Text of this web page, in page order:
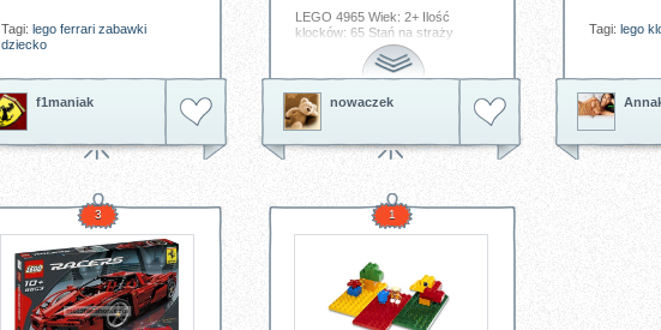
Tagi: lego ferrari zabawki
dziecko
f1maniak
LEGO 4965 Wiek: 2+ Ilość
klocków: 65 Stań na straży
bezpieczeństwa i spokoju
mieszkańców Ville w tym
wspaniałym posterunku.
Znajdziesz tu biuro, furgonetkę
policyjną, areszt oraz
śmigłowiec.
Tagi:klocki lego zabawka
nowaczek
Tagi: lego
3 1